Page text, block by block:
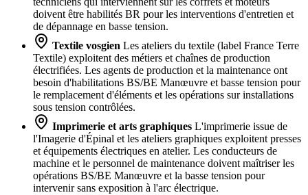
doivent être habilités BR pour les interventions d'entretien et
de dépannage en basse tension.
Textile vosgien Les ateliers du textile (label France Terre
Textile) exploitent des métiers et chaînes de production
électrifiées. Les agents de production et la maintenance ont
besoin d'habilitations BS/BE Manœuvre et basse tension pour
le remplacement d'éléments et les opérations sur installations
sous tension contrôlées.
Imprimerie et arts graphiques L'imprimerie issue de
l'Imagerie d'Épinal et les ateliers graphiques exploitent presses
et équipements électriques en atelier. Les conducteurs de
machine et le personnel de maintenance doivent maîtriser les
opérations BS/BE Manœuvre et la basse tension pour
intervenir sans exposition à l'arc électrique.